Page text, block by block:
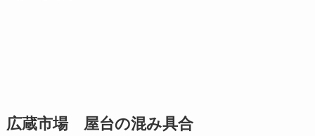
広蔵市場 屋台の混み具合